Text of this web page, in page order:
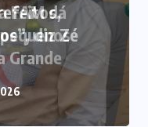
diz Zé